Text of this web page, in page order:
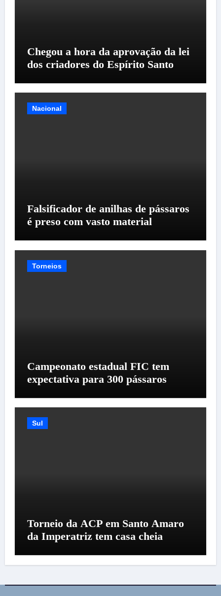
Chegou a hora da aprovação da lei
dos criadores do Espírito Santo
Nacional
Falsificador de anilhas de pássaros
é preso com vasto material
Torneios
Campeonato estadual FIC tem
expectativa para 300 pássaros
Sul
Torneio da ACP em Santo Amaro
da Imperatriz tem casa cheia